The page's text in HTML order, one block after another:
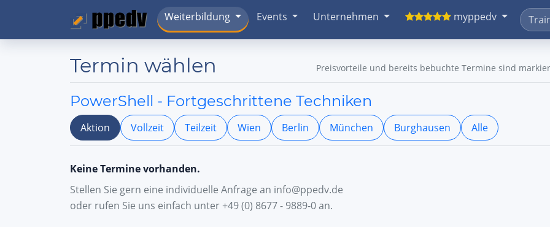
Weiterbildung Events Unternehmen myppedv
Termin wählen Preisvorteile und bereits bebuchte Termine sind
PowerShell - Fortgeschrittene Techniken
Aktion Vollzeit Teilzeit Wien Berlin München Burghausen Alle
Keine Termine vorhanden.
Stellen Sie gern eine individuelle Anfrage an info@ppedv.de
oder rufen Sie uns einfach unter +49 (0) 8677 - 9889-0 an.